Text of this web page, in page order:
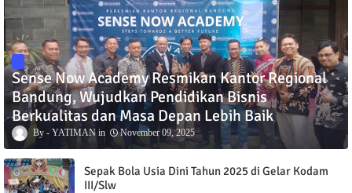
Sense Now Academy Resmikan Kantor Regional
Bandung, Wujudkan Pendidikan Bisnis
Berkualitas dan Masa Depan Lebih Baik
YATIMAN November 09, 2025
Sepak Bola Usia Dini Tahun 2025 di Gelar Kodam
III/Slw